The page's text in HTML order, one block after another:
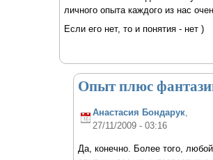
личного опыта каждого из нас
Если его нет, то и понятия - нет )
Опыт плюс
Анастасия Бондарук
27/11/2009 - 03:16
Да, конечно. Более того, любой